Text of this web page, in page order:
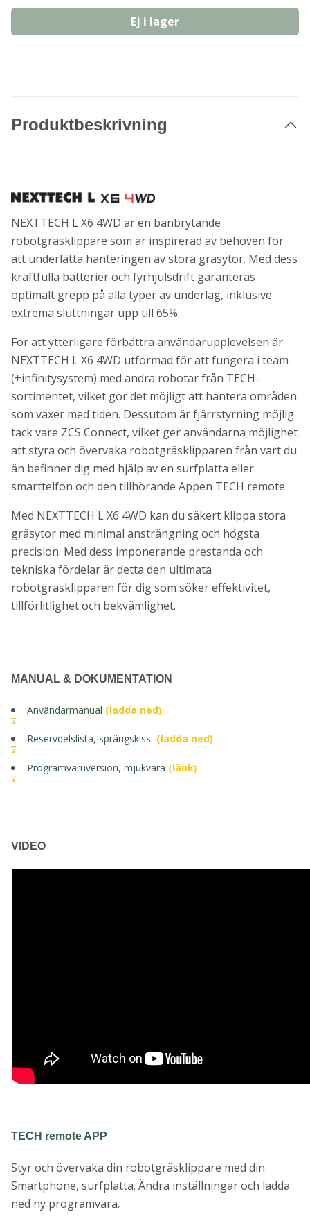
Ej i lager
Produktbeskrivning
NEXTTECH L X6 4WD är en banbrytande
robotgräsklippare som är inspirerad av behoven för
att underlätta hanteringen av stora gräsytor. Med dess
kraftfulla batterier och fyrhjulsdrift garanteras
optimalt grepp på alla typer av underlag, inklusive
extrema sluttningar upp till 65%.
För att ytterligare förbättra användarupplevelsen är
NEXTTECH L X6 4WD utformad för att fungera i team
(+infinitysystem) med andra robotar från TECH-
sortimentet, vilket gör det möjligt att hantera områden
som växer med tiden. Dessutom är fjärrstyrning möjlig
tack vare ZCS Connect, vilket ger användarna möjlighet
att styra och övervaka robotgräsklipparen från vart du
än befinner dig med hjälp av en surfplatta eller
smarttelfon och den tillhörande Appen TECH remote.
Med NEXTTECH L X6 4WD kan du säkert klippa stora
gräsytor med minimal ansträngning och högsta
precision. Med dess imponerande prestanda och
tekniska fördelar är detta den ultimata
robotgräsklipparen för dig som söker effektivitet,
tillförlitlighet och bekvämlighet.
MANUAL & DOKUMENTATION
Användarmanual (ladda ned)
Reservdelslista, sprängskiss (ladda ned)
Programvaruversion, mjukvara (länk)
VIDEO
TECH remote APP
Styr och övervaka din robotgräsklippare med din
Smartphone, surfplatta. Ändra inställningar och ladda
ned ny programvara.